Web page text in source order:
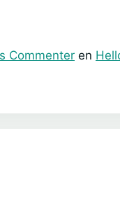
Commenter en